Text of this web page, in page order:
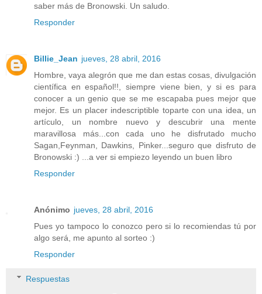
saber más de Bronowski. Un saludo.
Responder
Billie_Jean jueves, 28 abril, 2016
Hombre, vaya alegrón que me dan estas cosas, divulgación
científica en español!!, siempre viene bien, y si es para
conocer a un genio que se me escapaba pues mejor que
mejor. Es un placer indescriptible toparte con una idea, un
artículo, un nombre nuevo y descubrir una mente
maravillosa más...con cada uno he disfrutado mucho
Sagan,Feynman, Dawkins, Pinker...seguro que disfruto de
Bronowski :) ...a ver si empiezo leyendo un buen libro
Responder
Anónimo jueves, 28 abril, 2016
Pues yo tampoco lo conozco pero si lo recomiendas tú por
algo será, me apunto al sorteo :)
Responder
Respuestas